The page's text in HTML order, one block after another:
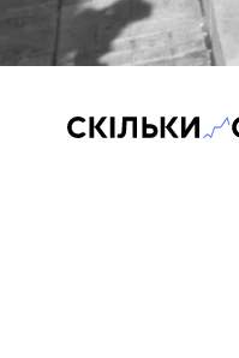
Скільки-